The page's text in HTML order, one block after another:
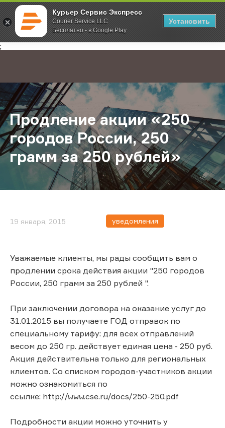
Курьер Сервис Экспресс
Courier Service LLC
Бесплатно - в Google Play
Установить
;
Главная О компании Новости Продление акции «250 городов
Продление акции «250
городов России, 250
грамм за 250 рублей»
19 января, 2015 уведомления
Уважаемые клиенты, мы рады сообщить вам о
продлении срока действия акции "250 городов
России, 250 грамм за 250 рублей ".
При заключении договора на оказание услуг до
31.01.2015 вы получаете ГОД отправок по
специальному тарифу: для всех отправлений
весом до 250 гр. действует единая цена - 250 руб.
Акция действительна только для региональных
клиентов. Со списком городов-участников акции
можно ознакомиться по
ссылке: http://www.cse.ru/docs/250-250.pdf
Подробности акции можно уточнить у